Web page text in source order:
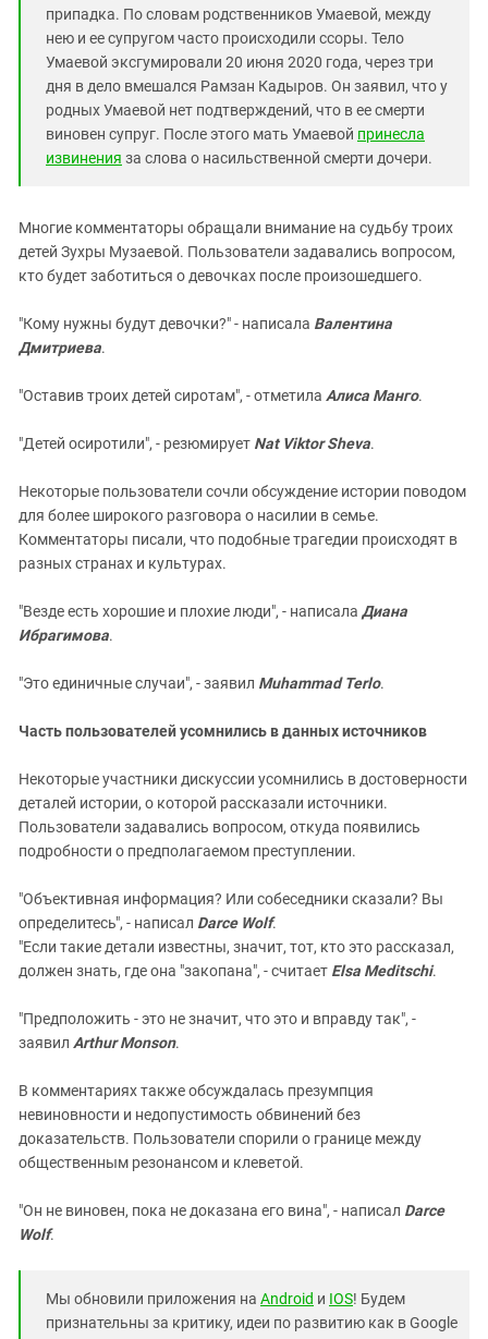
припадка. По словам родственников Умаевой, между
нею и ее супругом часто происходили ссоры. Тело
Умаевой эксгумировали 20 июня 2020 года, через три
дня в дело вмешался Рамзан Кадыров. Он заявил, что у
родных Умаевой нет подтверждений, что в ее смерти
виновен супруг. После этого мать Умаевой принесла
извинения за слова о насильственной смерти дочери.
Многие комментаторы обращали внимание на судьбу троих
детей Зухры Музаевой. Пользователи задавались вопросом,
кто будет заботиться о девочках после произошедшего.
"Кому нужны будут девочки?" - написала Валентина
Дмитриева.
"Оставив троих детей сиротам", - отметила Алиса Манго.
"Детей осиротили", - резюмирует Nat Viktor Sheva.
Некоторые пользователи сочли обсуждение истории поводом
для более широкого разговора о насилии в семье.
Комментаторы писали, что подобные трагедии происходят в
разных странах и культурах.
"Везде есть хорошие и плохие люди", - написала Диана
Ибрагимова.
"Это единичные случаи", - заявил Muhammad Terlo.
Часть пользователей усомнились в данных источников
Некоторые участники дискуссии усомнились в достоверности
деталей истории, о которой рассказали источники.
Пользователи задавались вопросом, откуда появились
подробности о предполагаемом преступлении.
"Объективная информация? Или собеседники сказали? Вы
определитесь", - написал Darce Wolf.
"Если такие детали известны, значит, тот, кто это рассказал,
должен знать, где она "закопана", - считает Elsa Meditschi.
"Предположить - это не значит, что это и вправду так", -
заявил Arthur Monson.
В комментариях также обсуждалась презумпция
невиновности и недопустимость обвинений без
доказательств. Пользователи спорили о границе между
общественным резонансом и клеветой.
"Он не виновен, пока не доказана его вина", - написал Darce
Wolf.
Мы обновили приложения на Android и IOS! Будем
признательны за критику, идеи по развитию как в Google